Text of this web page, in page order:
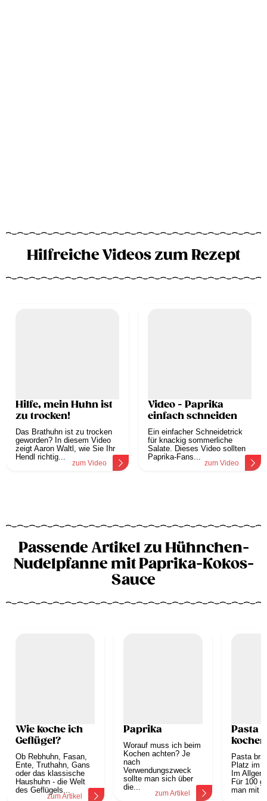
Hilfreiche Videos zum Rezept
Hilfe, mein Huhn ist
zu trocken!
Das Brathuhn ist zu trocken
geworden? In diesem Video
zeigt Aaron Waltl, wie Sie Ihr
Hendl richtig...
zum Video
Video - Paprika
einfach schneiden
Ein einfacher Schneidetrick
für knackig sommerliche
Salate. Dieses Video sollten
Paprika-Fans...
zum Video
Passende Artikel zu Hühnchen-
Nudelpfanne mit Paprika-Kokos-
Sauce
Wie koche ich
Geflügel?
Ob Rebhuhn, Fasan,
Ente, Truthahn, Gans
oder das klassische
Haushuhn - die Welt
des Geflügels...
zum Artikel
Paprika
Worauf muss ich beim
Kochen achten? Je
nach
Verwendungszweck
sollte man sich über
die...
zum Artikel
Pasta
kochen
Pasta
Platz im
Im
Für 100
man mit